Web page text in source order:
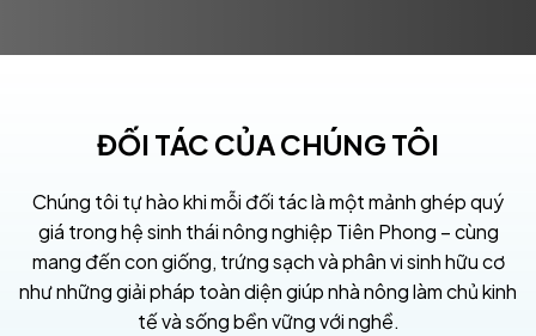
ĐỐI TÁC CỦA CHÚNG TÔI
Chúng tôi tự hào khi mỗi đối tác là một mảnh ghép quý
giá trong hệ sinh thái nông nghiệp Tiên Phong – cùng
mang đến con giống, trứng sạch và phân vi sinh hữu cơ
như những giải pháp toàn diện giúp nhà nông làm chủ kinh
tế và sống bền vững với nghề.